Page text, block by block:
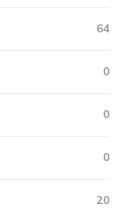
64
0
0
0
20